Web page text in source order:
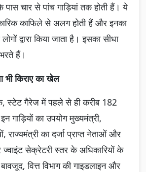
पास चार से पांच गाड़ियां तक होती हैं। ये
काफिले से अलग होती हैं और इनका
द्वारा किया जाता है। इसका सीधा
हैं।
किराए का खेल
स्टेट गैरेज में पहले से ही करीब 182
गाड़ियों का उपयोग मुख्यमंत्री,
का दर्जा प्राप्त नेताओं और
सेक्रेटरी स्तर के अधिकारियों के
वित्त विभाग की गाइडलाइन और